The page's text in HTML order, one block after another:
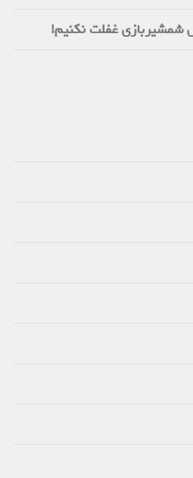
شمشیربازی غفلت نکنیم!